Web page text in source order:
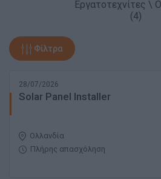
Εργατοτεχνίτες \
(4)
Φίλτρα
28/07/2026
Solar Panel Installer
Ολλανδία
Πλήρης απασχόληση